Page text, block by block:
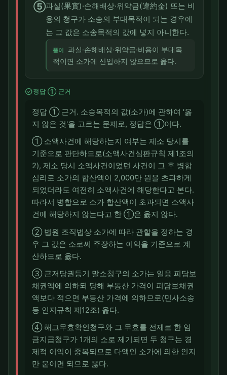
⑤과실(果實)·손해배상·위약금(違約金) 또는 비
용의 청구가 소송의 부대목적이 되는 경우에
는 그 값은 소송목적의 값에 넣지 아니한다.
풀이
과실·손해배상·위약금·비용이 부대목
적이면 소가에 산입하지 않으므로 옳다.
check_circle정답 ① 근거
정답 ① 근거. 소송목적의 값(소가)에 관하여 '옳
지 않은 것'을 고르는 문제로, 정답은 ①이다.
① 소액사건에 해당하는지 여부는 제소 당시를
기준으로 판단하므로(소액사건심판규칙 제1조의
2), 제소 당시 소액사건이었던 사건이 그 후 병합
심리로 소가의 합산액이 2,000만 원을 초과하게
되었더라도 여전히 소액사건에 해당한다고 본다.
따라서 병합으로 소가 합산액이 초과되면 소액사
건에 해당하지 않는다고 한 ①은 옳지 않다.
② 법원 조직법상 소가에 따라 관할을 정하는 경
우 그 값은 소로써 주장하는 이익을 기준으로 계
산하므로 옳다.
③ 근저당권등기 말소청구의 소가는 일응 피담보
채권액에 의하되 당해 부동산 가격이 피담보채권
액보다 적으면 부동산 가격에 의하므로(민사소송
등 인지규칙 제12조) 옳다.
④ 해고무효확인청구와 그 무효를 전제로 한 임
금지급청구가 1개의 소로 제기되면 두 청구는 경
제적 이익이 중복되므로 다액인 소가에 의한 인지
만 붙이면 되므로 옳다.